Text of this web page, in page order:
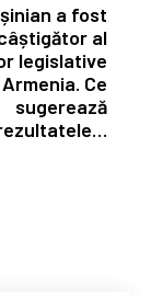
a fost
al
legislative
Ce
sugerează